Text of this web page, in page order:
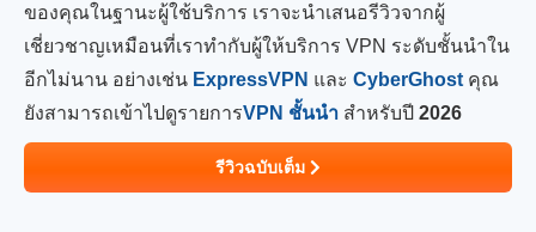
ของคุณในฐานะผู้ใช้บริการ เราจะนำเสนอรีวิวจากผู้
เชี่ยวชาญเหมือนที่เราทำกับผู้ให้บริการ VPN ระดับชั้นนำใน
อีกไม่นาน อย่างเช่น ExpressVPN และ CyberGhost คุณ
ยังสามารถเข้าไปดูรายการVPN ชั้นนำ สำหรับปี 2026
รีวิวฉบับเต็ม